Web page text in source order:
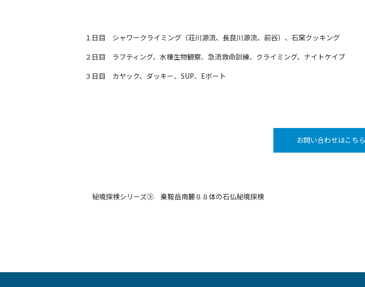
１日目 シャワークライミング（荘川源流、長良川源流、 前谷）、石窯クッキング
２日目 ラフティング、水棲生物観察、急流救命訓練、クライミング、ナイトケイブ
３日目 カヤック、ダッキー、SUP、Eボート
お問い合わせはこちら
秘境探検シリーズ③ 乗鞍岳南麓８８体の石仏秘境探検